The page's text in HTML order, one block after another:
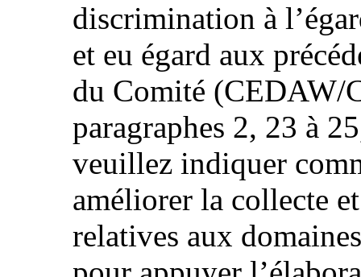
discrimination à
et eu égard aux
du Comité (CEDAW/
paragraphes 2, 23 à
veuillez indiquer
améliorer la collecte
relatives aux